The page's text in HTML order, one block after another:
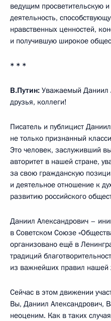
ведущим просветительскую
деятельность,
нравственных ценностей,
и получившую широкое
* * *
В.Путин: Уважаемый Даниил
друзья, коллеги!
Писатель и публицист
не только признанный
Это человек, заслуживший
авторитет в нашей стране,
за свою гражданскую
и деятельное отношение к
развитию российского
Даниил Александрович –
в Советском Союзе
организовано ещё в
традиций
из важнейших правил нашей
Сейчас в этом движении
Вы, Даниил Александрович,
неоценим. Как в таких